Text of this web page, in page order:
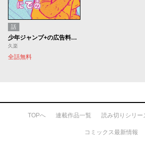
話
少年ジャンプ+の広告料でみんな幸せになった話
久楽
全話無料
TOPへ 連載作品一覧 読み切りシリー
コミックス最新情報